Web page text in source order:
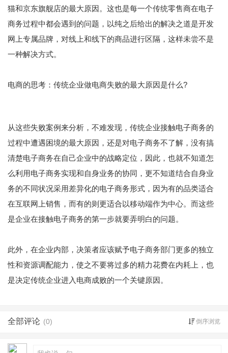
猫和京东旗舰店的最大原因。这也是每一个传统零售商在电子
商务过程中都会遇到的问题，以纯之后给出的解决之道是开发
网上专属品牌，对线上和线下的商品进行区隔，这样未尝不是
一种解决方式。
电商的思考： 传统企业做电商失败的最大原因是什么?
从这些失败案例来分析，不难发现，传统企业接触电子商务的
过程中遭遇困境的最大原因，还是对电子商务不了解，没有搞
清楚电子商务在自己企业中的战略定位，因此，也就不知道怎
么利用电子商务实现和自身业务的协同，更不知道结合自身业
务的不同状况采用差异化的电子商务形式，因为有的品类适合
在互联网上销售，而有的则更适合以移动端作为中心。而这些
是企业在接触电子商务的第一步就要弄明白的问题。
此外，在企业内部，决策者应该赋予电子商务部门更多的独立
性和资源调配能力，使之不要将过多的精力花费在内耗上，也
是决定传统企业进入电商成败的一个关键原因。
全部评论 (0) 倒序浏览